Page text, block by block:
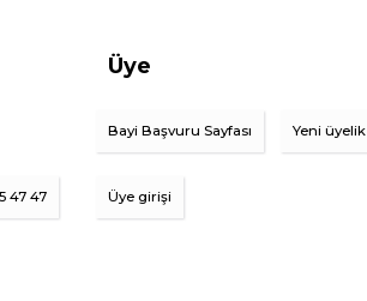
47 47
Üye
Bayi Başvuru Sayfası Yeni üyelik
Üye girişi